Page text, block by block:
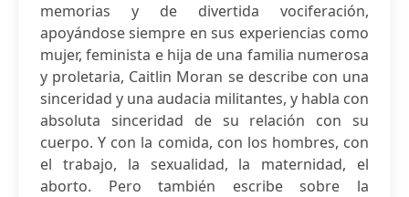
memorias y de divertida vociferación,
apoyándose siempre en sus experiencias como
mujer, feminista e hija de una familia numerosa
y proletaria, Caitlin Moran se describe con una
sinceridad y una audacia militantes, y habla con
absoluta sinceridad de su relación con su
cuerpo. Y con la comida, con los hombres, con
el trabajo, la sexualidad, la maternidad, el
aborto. Pero también escribe sobre la